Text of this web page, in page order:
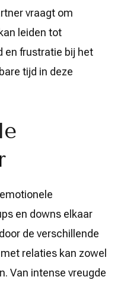
vraagt om
leiden tot
en frustratie bij het
tijd in deze
en downs elkaar
de verschillende
relaties kan zowel
Van intense vreugde